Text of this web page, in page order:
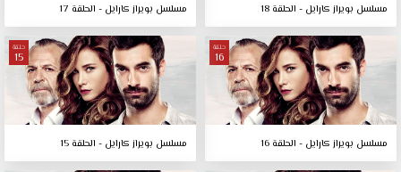
مسلسل بويراز كارايل - الحلقة 18 مسلسل بويراز كارايل - الحلقة 17
حلقة
16
مسلسل بويراز كارايل - الحلقة 16
حلقة
15
مسلسل بويراز كارايل - الحلقة 15